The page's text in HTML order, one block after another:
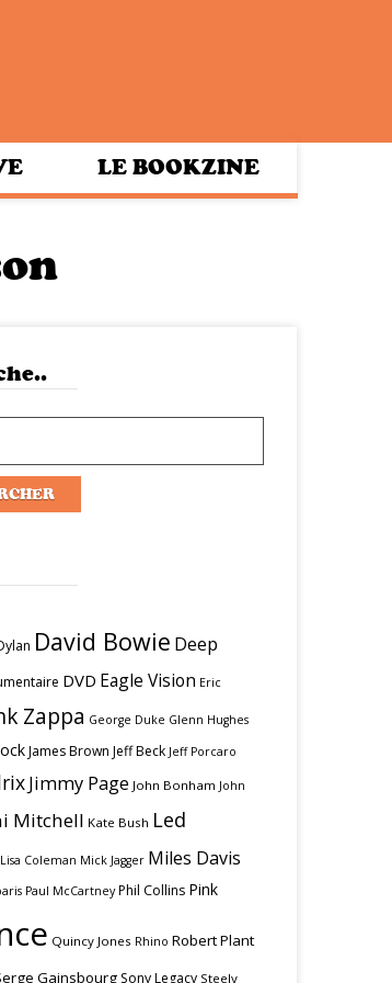
LE BOOKZINE
David Bowie Deep
DVD Eagle Vision Eric
Zappa George Duke Glenn Hughes
James Brown Jeff Beck Jeff Porcaro
Jimmy Page John Bonham John
Mitchell Kate Bush Led
Lisa Coleman Mick Jagger Miles Davis
Paul McCartney Phil Collins Pink
Quincy Jones Rhino Robert Plant
Gainsbourg Sony Legacy Steely